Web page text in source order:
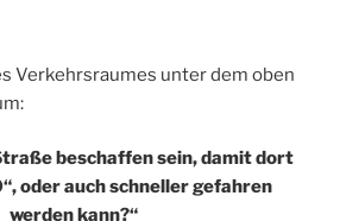
Verkehrsraumes unter dem oben
beschaffen sein, damit dort
oder auch schneller gefahren
werden kann?“